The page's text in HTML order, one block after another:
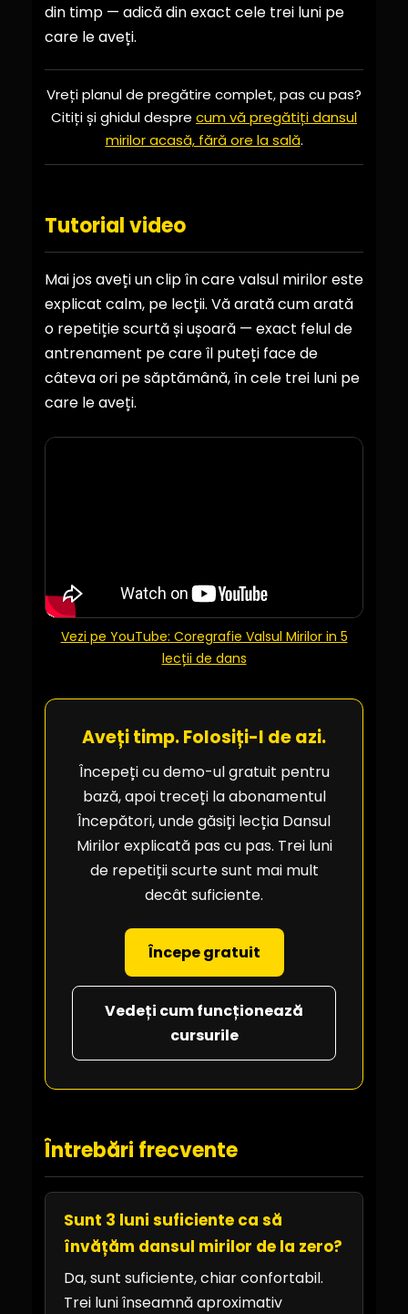
din timp — adică din exact cele trei luni pe
care le aveți.
Vreți planul de pregătire complet, pas cu pas?
Citiți și ghidul despre cum vă pregătiți dansul
mirilor acasă, fără ore la sală.
Tutorial video
Mai jos aveți un clip în care valsul mirilor este
explicat calm, pe lecții. Vă arată cum arată
o repetiție scurtă și ușoară — exact felul de
antrenament pe care îl puteți face de
câteva ori pe săptămână, în cele trei luni pe
care le aveți.
Vezi pe YouTube: Coregrafie Valsul Mirilor in 5
lecții de dans
Aveți timp. Folosiți-l de azi.
Începeți cu demo-ul gratuit pentru
bază, apoi treceți la abonamentul
Începători, unde găsiți lecția Dansul
Mirilor explicată pas cu pas. Trei luni
de repetiții scurte sunt mai mult
decât suficiente.
Începe gratuit
Vedeți cum funcționează
cursurile
Întrebări frecvente
Sunt 3 luni suficiente ca să
învățăm dansul mirilor de la zero?
Da, sunt suficiente, chiar confortabil.
Trei luni înseamnă aproximativ